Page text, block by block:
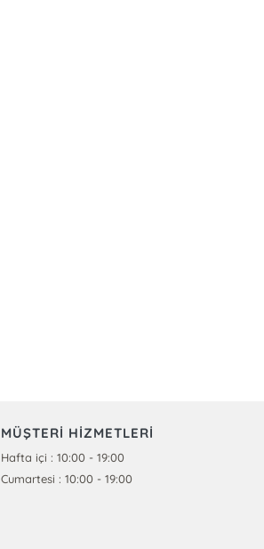
MÜŞTERİ HİZMETLERİ
Hafta içi : 10:00 - 19:00
Cumartesi : 10:00 - 19:00